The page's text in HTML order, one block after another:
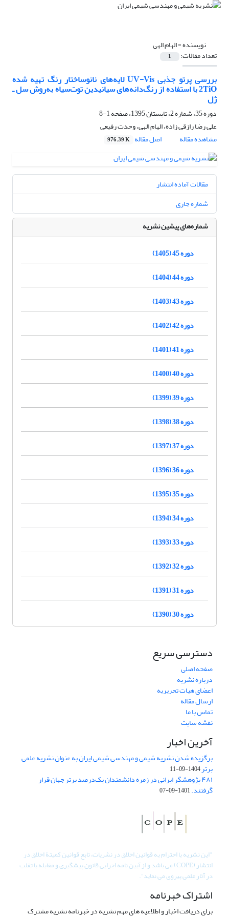
نویسنده =الهام الهی
تعداد مقالات: 1
بررسی پرتو جذبی UV-Vis لایه‌های نانوساختار رنگ تهیه شده
2TiO با استفاده از رنگ‌دانه‌های سیانیدین توت‌سیاه به‌روش سل ـ
ژل
دوره 35، شماره 2، تابستان 1395، صفحه
1-8
علی رضا رازقی زاده، الهام الهی، وحدت رفیعی
مشاهده مقاله
اصل مقاله 976.39 K
مقالات آماده انتشار
شماره جاری
شماره‌های پیشین نشریه
دوره 45 (1405)
دوره 44 (1404)
دوره 43 (1403)
دوره 42 (1402)
دوره 41 (1401)
دوره 40 (1400)
دوره 39 (1399)
دوره 38 (1398)
دوره 37 (1397)
دوره 36 (1396)
دوره 35 (1395)
دوره 34 (1394)
دوره 33 (1393)
دوره 32 (1392)
دوره 31 (1391)
دوره 30 (1390)
دسترسی سریع
صفحه اصلی
درباره نشریه
اعضای هیات تحریریه
ارسال مقاله
تماس با ما
نقشه سایت
آخرین اخبار
برگزیده شدن نشریه شیمی و مهندسی شیمی ایران به عنوان نشریه علمی
برتر1404-09-11
۴۸۱ پژوهشگر ایرانی در زمره دانشمندان یک‌درصد برتر جهان قرار
گرفتند.1401-09-07
"این نشریه با احترام به قوانین اخلاق در نشریات، تابع قوانین کمیتۀ اخلاق در
انتشار (COPE) می باشد و از آیین نامه اجرایی قانون پیشگیری و مقابله با تقلب
در آثار علمی پیروی می نماید".
اشتراک خبرنامه
برای دریافت اخبار و اطلاعیه های مهم نشریه در خبرنامه نشریه مشترک